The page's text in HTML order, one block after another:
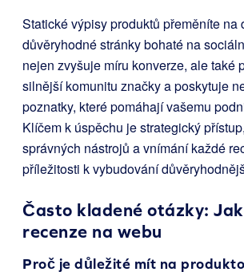
Statické výpisy produktů přeměníte na
důvěryhodné stránky bohaté na
nejen zvyšuje míru konverze, ale také
silnější komunitu značky a poskytuje
poznatky, které pomáhají vašemu
Klíčem k úspěchu je strategický
správných nástrojů a vnímání každé
příležitosti k vybudování
Často kladené otázky:
recenze na webu
Proč je důležité mít na